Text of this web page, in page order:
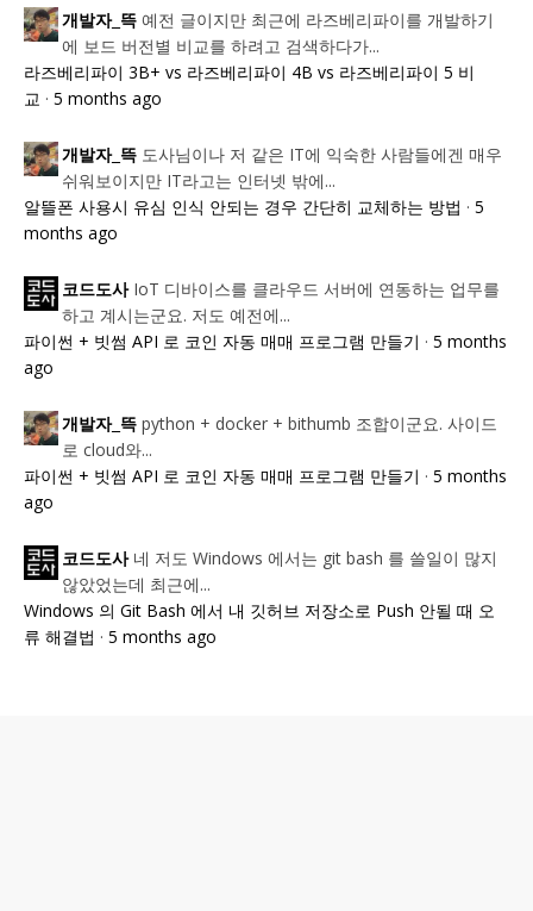
개발자_뜩 예전 글이지만 최근에 라즈베리파이를 개발하기
에 보드 버전별 비교를 하려고 검색하다가...
라즈베리파이 3B+ vs 라즈베리파이 4B vs 라즈베리파이 5 비
교 · 5 months ago
개발자_뜩 도사님이나 저 같은 IT에 익숙한 사람들에겐 매우
쉬워보이지만 IT라고는 인터넷 밖에...
알뜰폰 사용시 유심 인식 안되는 경우 간단히 교체하는 방법 · 5
months ago
코드도사 IoT 디바이스를 클라우드 서버에 연동하는 업무를
하고 계시는군요. 저도 예전에...
파이썬 + 빗썸 API 로 코인 자동 매매 프로그램 만들기 · 5 months
ago
개발자_뜩 python + docker + bithumb 조합이군요. 사이드
로 cloud와...
파이썬 + 빗썸 API 로 코인 자동 매매 프로그램 만들기 · 5 months
ago
코드도사 네 저도 Windows 에서는 git bash 를 쓸일이 많지
않았었는데 최근에...
Windows 의 Git Bash 에서 내 깃허브 저장소로 Push 안될 때 오
류 해결법 · 5 months ago